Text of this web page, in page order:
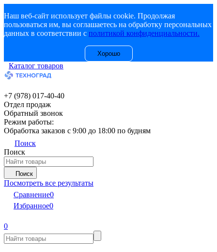
Наш веб-сайт использует файлы cookie. Продолжая
пользоваться им, вы соглашаетесь на обработку персональных
данных в соответствии с политикой конфиденциальности.
Хорошо
Каталог товаров
+7 (978) 017-40-40
Отдел продаж
Обратный звонок
Режим работы:
Обработка заказов с 9:00 до 18:00 по будням
Поиск
Поиск
Поиск
Посмотреть все результаты
Сравнение0
Избранное0
0